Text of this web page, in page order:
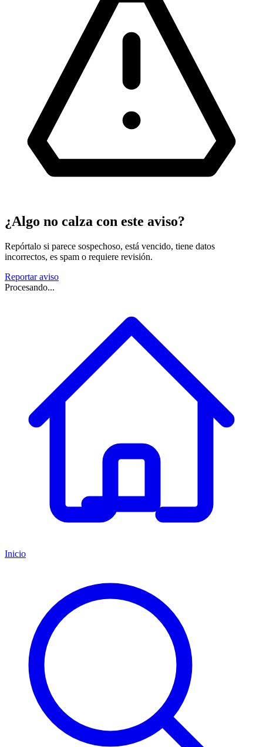
¿Algo no calza con este aviso?
Repórtalo si parece sospechoso, está vencido, tiene datos
incorrectos, es spam o requiere revisión.
Reportar aviso
Procesando...
Inicio